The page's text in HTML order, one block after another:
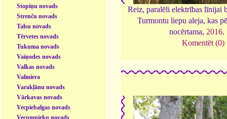
Stopiņu novads
Strenču novads
Talsu novads
Tērvetes novads
Tukuma novads
Vaiņodes novads
Valkas novads
Valmiera
Varakļānu novads
Vārkavas novads
Vecpiebalgas novads
Vecumnieku novads
Reiz, paralēli elektrības līnijai
Turmontu liepu aleja, kas
nocērtama, 2016.
Komentēt (0)